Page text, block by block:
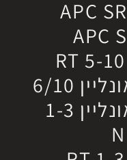
6/10
1-3